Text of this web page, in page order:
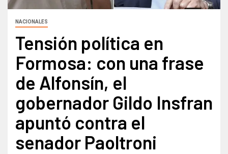
NACIONALES
Tensión política en
Formosa: con una frase
de Alfonsín, el
gobernador Gildo Insfran
apuntó contra el
senador Paoltroni